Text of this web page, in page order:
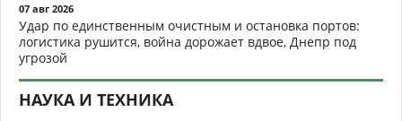
07 авг 2026
Удар по единственным очистным и остановка портов:
логистика рушится, война дорожает вдвое, Днепр под
угрозой
НАУКА И ТЕХНИКА